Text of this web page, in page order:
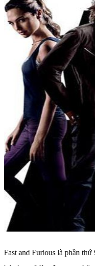
Fast and Furious là phần